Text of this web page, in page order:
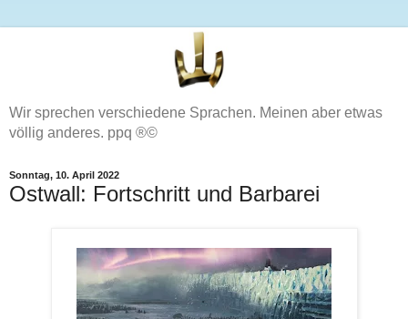
Wir sprechen verschiedene Sprachen. Meinen aber etwas
völlig anderes. ppq ®©
Sonntag, 10. April 2022
Ostwall: Fortschritt und Barbarei